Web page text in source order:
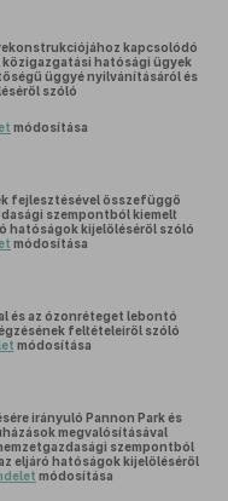
kapcsolódó
hatósági ügyek
üggyé nyilvánításáról és
szóló
módosítása
fejlesztésével összefüggő
szempontból kiemelt
hatóságok kijelöléséről szóló
módosítása
és az ózonréteget lebontó
feltételeiről szóló
módosítása
irányuló Pannon Park és
megvalósításával
szempontból
eljáró hatóságok kijelöléséről
módosítása